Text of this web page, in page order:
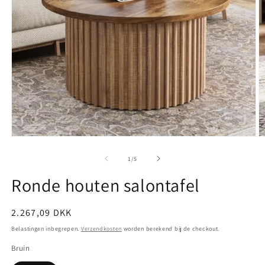
1 /van
5
Ronde houten salontafel
Normale
prijs
2.267,09 DKK
Belastingen inbegrepen. Verzendkosten worden berekend bij de checkout.
Bruin